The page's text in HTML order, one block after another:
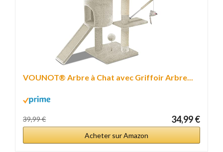
VOUNOT® Arbre à Chat avec Griffoir Arbre...
39,99 € 34,99 €
Acheter sur Amazon